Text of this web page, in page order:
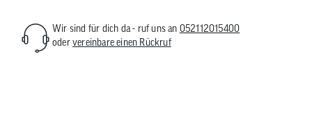
Wir sind für dich da - ruf uns an 052112015400
odervereinbare einen Rückruf